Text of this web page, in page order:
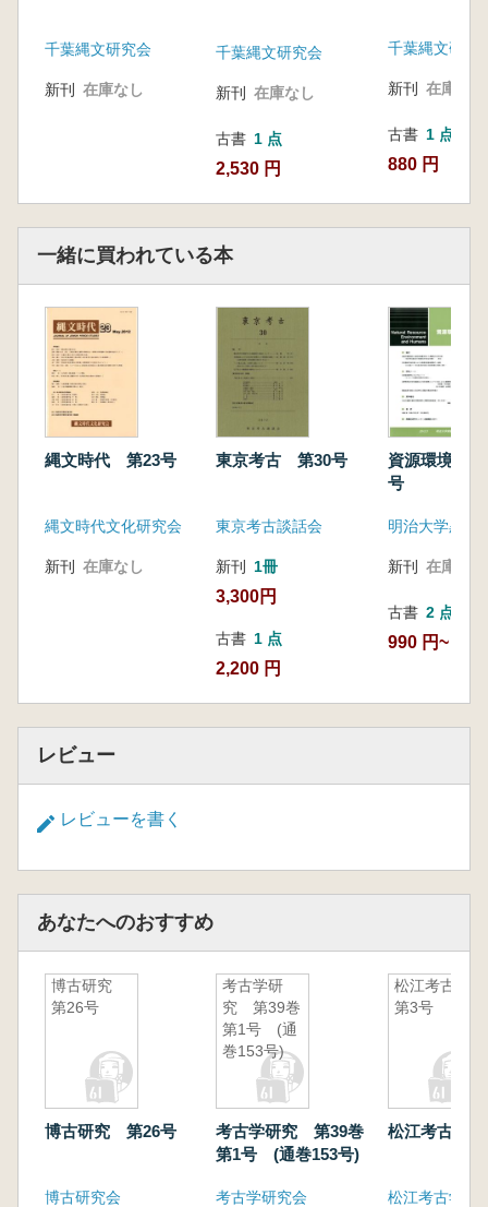
千葉縄文研究会
新刊 在庫なし
千葉縄文研究会
新刊 在庫なし
古書 1 点
2,530 円
千葉縄文研究
新刊 在庫なし
古書 1 点
880 円
一緒に買われている本
縄文時代 第23号
縄文時代文化研究会
新刊 在庫なし
東京考古 第30号
東京考古談話会
新刊 1冊
3,300円
古書 1 点
2,200 円
資源環境と
号
新刊 在庫なし
古書 2 点
990 円~
レビュー
レビューを書く
あなたへのおすすめ
博古研究
第26号
博古研究 第26号
博古研究会
考古学研
究 第39巻
第1号 (通
巻153号)
考古学研究 第39巻
第1号 (通巻153号)
考古学研究会
松江考古
第3号
松江考古 第
松江考古学談